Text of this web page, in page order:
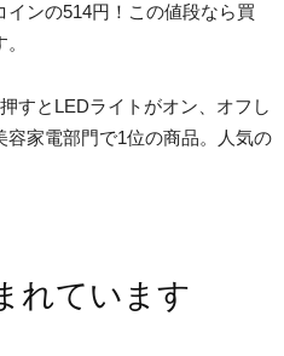
ンの514円！この値段なら買
すとLEDライトがオン、オフし
容家電部門で1位の商品。人気の
れています